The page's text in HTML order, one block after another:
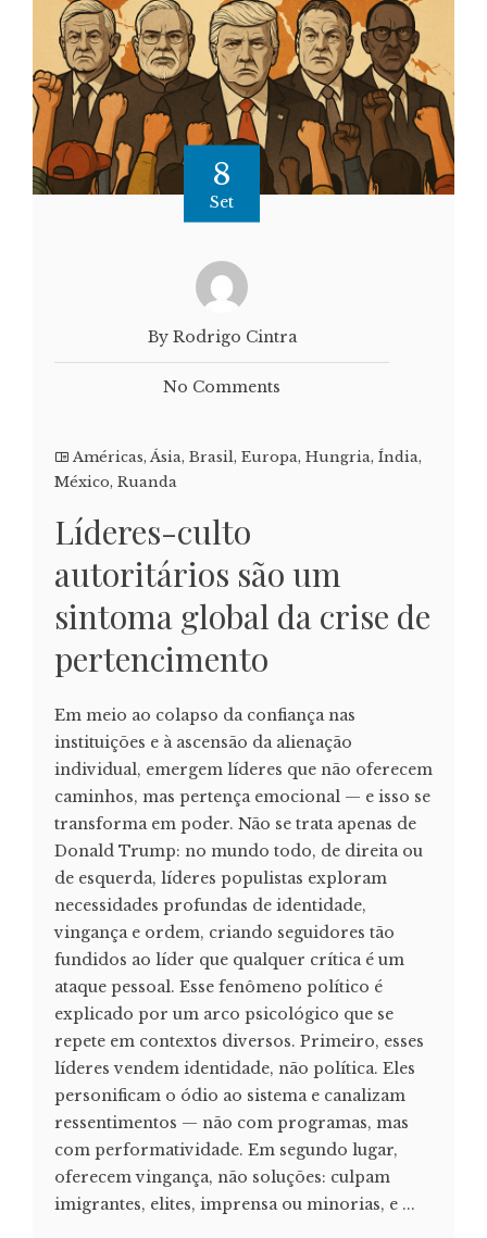
8
Set
By Rodrigo Cintra
No Comments
Américas, Ásia, Brasil, Europa, Hungria, Índia,
México, Ruanda
Líderes-culto
autoritários são um
sintoma global da crise de
pertencimento
Em meio ao colapso da confiança nas
instituições e à ascensão da alienação
individual, emergem líderes que não oferecem
caminhos, mas pertença emocional — e isso se
transforma em poder. Não se trata apenas de
Donald Trump: no mundo todo, de direita ou
de esquerda, líderes populistas exploram
necessidades profundas de identidade,
vingança e ordem, criando seguidores tão
fundidos ao líder que qualquer crítica é um
ataque pessoal. Esse fenômeno político é
explicado por um arco psicológico que se
repete em contextos diversos. Primeiro, esses
líderes vendem identidade, não política. Eles
personificam o ódio ao sistema e canalizam
ressentimentos — não com programas, mas
com performatividade. Em segundo lugar,
oferecem vingança, não soluções: culpam
imigrantes, elites, imprensa ou minorias, e ...